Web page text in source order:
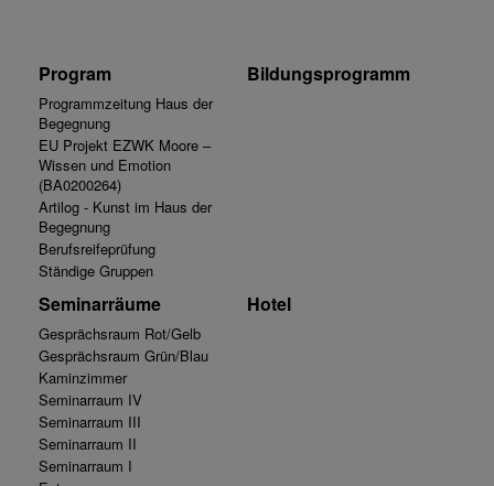
Program
Programmzeitung Haus der
Begegnung
EU Projekt EZWK Moore –
Wissen und Emotion
(BA0200264)
Artilog - Kunst im Haus der
Begegnung
Berufsreifeprüfung
Ständige Gruppen
Bildungsprogramm
Seminarräume
Gesprächsraum Rot/Gelb
Gesprächsraum Grün/Blau
Kaminzimmer
Seminarraum IV
Seminarraum III
Seminarraum II
Seminarraum I
Hotel